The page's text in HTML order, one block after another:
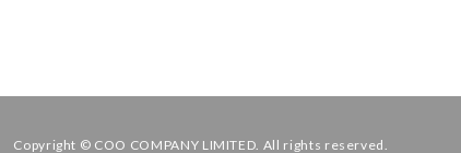
Copyright © COO COMPANY LIMITED. All rights reserved.